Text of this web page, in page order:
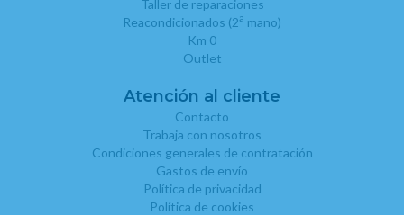
Taller de reparaciones
Reacondicionados (2a mano)
Km 0
Outlet
Atención al cliente
Contacto
Trabaja con nosotros
Condiciones generales de contratación
Gastos de envío
Política de privacidad
Política de cookies